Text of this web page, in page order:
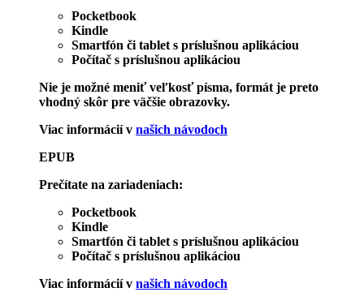
Pocketbook
Kindle
Smartfón či tablet s príslušnou aplikáciou
Počítač s príslušnou aplikáciou
Nie je možné meniť veľkosť písma, formát je preto
vhodný skôr pre väčšie obrazovky.
Viac informácií v našich návodoch
EPUB
Prečítate na zariadeniach:
Pocketbook
Kindle
Smartfón či tablet s príslušnou aplikáciou
Počítač s príslušnou aplikáciou
Viac informácií v našich návodoch